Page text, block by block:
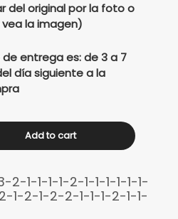
del original por la foto o
la imagen)
entrega es: de 3 a 7
día siguiente a la
Add to cart
2-1-1-1-1-2-1-1-1-1-1-1-
1-2-1-2-2-1-1-1-2-1-1-